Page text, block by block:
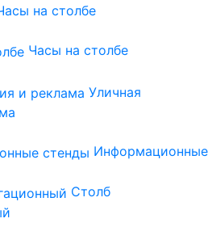
на столбе
Часы на столбе
Уличная
Информационные
Столб